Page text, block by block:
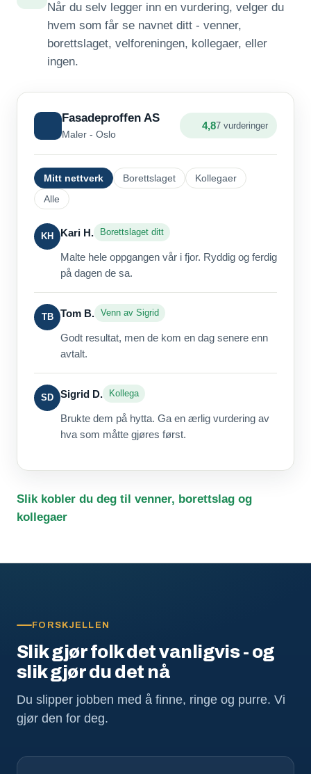
Når du selv legger inn en vurdering, velger du
hvem som får se navnet ditt - venner,
borettslaget, velforeningen, kollegaer, eller
ingen.
Fasadeproffen AS
Maler - Oslo
4,87 vurderinger
Mitt nettverk Borettslaget
Kollegaer
Alle
KH Kari H. Borettslaget ditt
Malte hele oppgangen vår i fjor. Ryddig og ferdig
på dagen de sa.
TB Tom B. Venn av Sigrid
Godt resultat, men de kom en dag senere enn
avtalt.
SD Sigrid D. Kollega
Brukte dem på hytta. Ga en ærlig vurdering av
hva som måtte gjøres først.
Slik kobler du deg til venner, borettslag og
kollegaer
FORSKJELLEN
Slik gjør folk det vanligvis - og
slik gjør du det nå
Du slipper jobben med å finne, ringe og purre. Vi
gjør den for deg.